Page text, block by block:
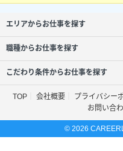
エリアからお仕事を探す
職種からお仕事を探す
こだわり条件からお仕事を探す
TOP 会社概要 プライバシー
お問い合
© 2026